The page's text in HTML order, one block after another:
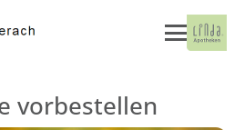
vorbestellen